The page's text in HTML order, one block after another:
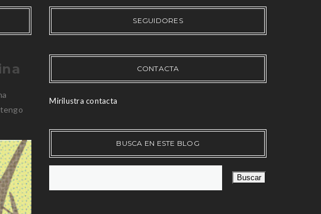
SEGUIDORES
CONTACTA
Mirilustra contacta
BUSCA EN ESTE BLOG